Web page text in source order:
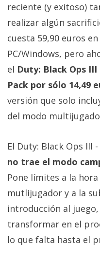
Contacto
/
Sobre
nosotros
/
Publicidad
/
Cambiar
opciones
de
/
Aviso
Legal
El medio de
comunicación
encontrarás
todas las
noticias sobre
reciente (y exitoso)
realizar algún
cuesta 59,90 euros
PC/Windows, pero
el Duty: Black Ops
Pack por sólo 14,49
versión que solo
del modo
El Duty: Black Ops
no trae el modo
Pone límites a la
mutlijugador y a la
introducción al
transformar en el
lo que falta hasta el